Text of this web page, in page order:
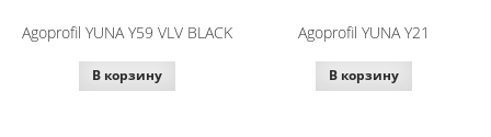
Agoprofil YUNA Y59 VLV BLACK
В корзину
Agoprofil YUNA Y21
В корзину